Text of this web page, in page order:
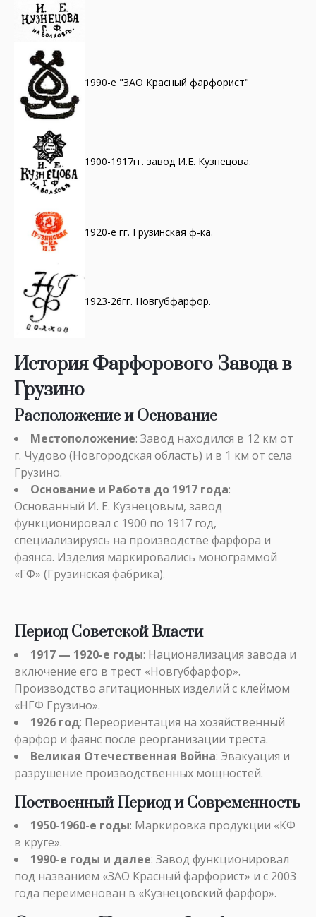
1990-е "ЗАО Красный фарфорист"
1900-1917гг. завод И.Е. Кузнецова.
1920-е гг. Грузинская ф-ка.
1923-26гг. Новгубфарфор.
История Фарфорового Завода в
Грузино
Расположение и Основание
Местоположение: Завод находился в 12 км от
г. Чудово (Новгородская область) и в 1 км от села
Грузино.
Основание и Работа до 1917 года:
Основанный И. Е. Кузнецовым, завод
функционировал с 1900 по 1917 год,
специализируясь на производстве фарфора и
фаянса. Изделия маркировались монограммой
«ГФ» (Грузинская фабрика).
Период Советской Власти
1917 — 1920-е годы: Национализация завода и
включение его в трест «Новгубфарфор».
Производство агитационных изделий с клеймом
«НГФ Грузино».
1926 год: Переориентация на хозяйственный
фарфор и фаянс после реорганизации треста.
Великая Отечественная Война: Эвакуация и
разрушение производственных мощностей.
Поствоенный Период и Современность
1950-1960-е годы: Маркировка продукции «КФ
в круге».
1990-е годы и далее: Завод функционировал
под названием «ЗАО Красный фарфорист» и с 2003
года переименован в «Кузнецовский фарфор».